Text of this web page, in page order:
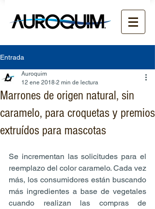
Entrada
Marrones de origen natural, sin
caramelo, para croquetas y premios
extruídos para mascotas
Auroquim
12 ene 2018 2 min de lectura
Se incrementan las solicitudes para el
reemplazo del color caramelo. Cada vez
más, los consumidores están buscando
más ingredientes a base de vegetales
cuando realizan las compras de